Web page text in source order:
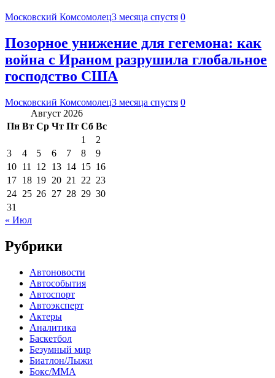
Московский Комсомолец3 месяца спустя 0
Позорное унижение для гегемона: как
война с Ираном разрушила глобальное
господство США
Московский Комсомолец3 месяца спустя 0
Август 2026
Пн Вт Ср Чт Пт Сб Вс
1
2
3
4 5 6 7 8
9
10 11 12 13 14 15 16
17 18 19 20 21 22 23
24 25 26 27 28 29 30
31
« Июл
Рубрики
Автоновости
Автособытия
Автоспорт
Автоэксперт
Актеры
Аналитика
Баскетбол
Безумный мир
Биатлон/Лыжи
Бокс/MMA